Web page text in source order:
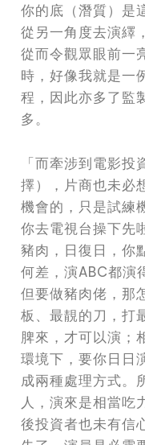
你的底（潛質）是
從另一角度去演繹
從而令觀眾眼前一
時，好像我就是一
程，因此亦多了監
多。
「而牽涉到電影
擇），片商也未必
機會的，只是試練
你去電視台操下先
豬肉，日復日，你
何差，演ABC都演
但要做豬肉佬，那
板、最靚的刀，打
脾來，才可以演；
環境下，要你日日
成兩種處理方式。
人，演來是相當吃
後投資者也未有信